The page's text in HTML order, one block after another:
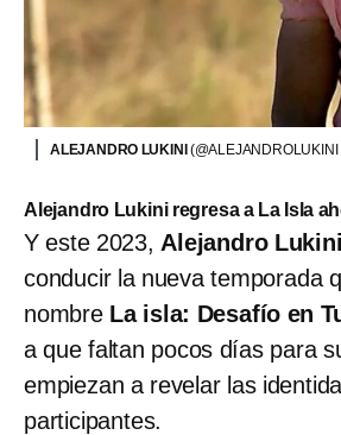
ALEJANDRO LUKINI(@ALEJANDROLUKINI
Alejandro Lukini regresa a La Isla
Y este 2023, Alejandro Lukini
conducir la nueva temporada
nombre La isla: Desafío en
a que faltan pocos días para
empiezan a revelar las
participantes.